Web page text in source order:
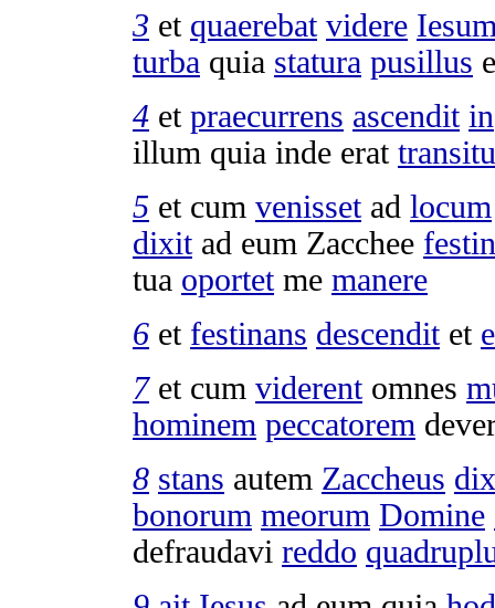
3 et quaerebat videre
turba quia statura pusillus
4 et praecurrens ascendit in
illum quia inde erat
5 et cum venissetad locum
dixitad eum Zacchee
tua oportetme manere
6 et festinans descenditet
7et cum viderentomnes
hominem peccatorem
8 stans autem Zaccheus
bonorum meorum Domine
defraudavi reddo